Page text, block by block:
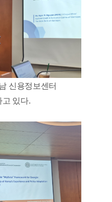
신용정보센터
고 있다.